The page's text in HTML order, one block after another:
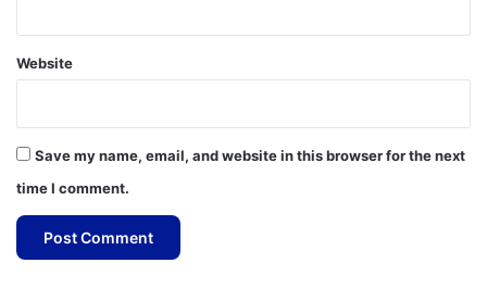
Website
Save my name, email, and website in this browser for the next
time I comment.